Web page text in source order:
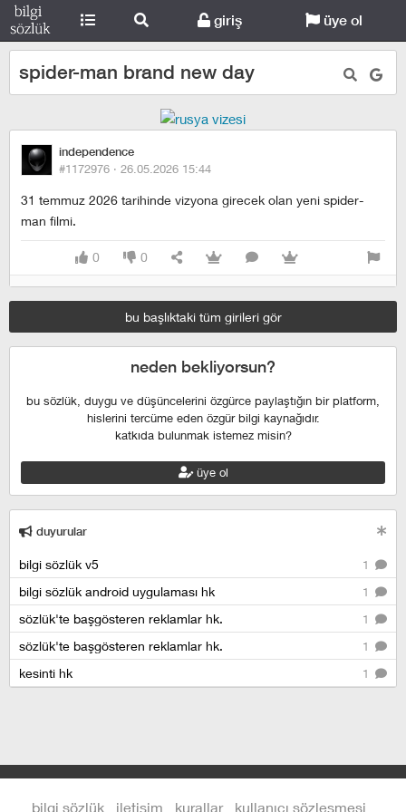
giriş üye ol
spider-man brand new day
independence
#1172976 · 26.05.2026 15:44
31 temmuz 2026 tarihinde vizyona girecek olan yeni spider-
man filmi.
0 0
bu başlıktaki tüm girileri gör
neden bekliyorsun?
bu sözlük, duygu ve düşüncelerini özgürce paylaştığın bir platform,
hislerini tercüme eden özgür bilgi kaynağıdır.
katkıda bulunmak istemez misin?
üye ol
duyurular
1
bilgi sözlük v5
1
bilgi sözlük android uygulaması hk
1
sözlük'te başgösteren reklamlar hk.
1
sözlük'te başgösteren reklamlar hk.
1
kesinti hk
bilgi sözlük iletişim kurallar kullanıcı sözleşmesi